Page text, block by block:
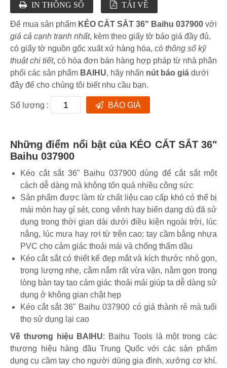
IN THÔNG SỐ TẢI VỀ
Để mua sản phẩm KÉO CẮT SẮT 36" Baihu 037900 với
giá cả cạnh tranh nhất, kèm theo giấy tờ báo giá đầy đủ,
có giấy tờ nguồn gốc xuất xứ hàng hóa, có thông số kỹ
thuật chi tiết, có hóa đơn bán hàng hợp pháp từ nhà phân
phối các sản phẩm BAIHU, hãy nhấn nút báo giá dưới
đây để cho chúng tôi biết nhu cầu bạn.
Số lượng : BÁO GIÁ
Những điểm nổi bật của KÉO CẮT SẮT 36"
Baihu 037900
Kéo cắt sắt 36" Baihu 037900 dùng để cắt sắt một
cách dễ dàng mà không tốn quá nhiều công sức
Sản phẩm được làm từ chất liệu cao cấp khó có thể bị
mài mòn hay gỉ sét, cong vênh hay biến dạng dù đã sử
dụng trong thời gian dài dưới điều kiện ngoài trời, lúc
nắng, lúc mưa hay rơi từ trên cao; tay cầm bằng nhựa
PVC cho cảm giác thoải mái và chống thấm dầu
Kéo cắt sắt có thiết kế đẹp mắt và kích thước nhỏ gọn,
trọng lượng nhẹ, cằm nắm rất vừa vặn, nằm gọn trong
lòng bàn tay tạo cảm giác thoải mái giúp ta dễ dàng sử
dụng ở không gian chật hẹp
Kéo cắt sắt 36" Baihu 037900 có giá thành rẻ mà tuổi
thọ sử dụng lại cao
Về thương hiệu BAIHU: Baihu Tools là một trong các
thương hiệu hàng đầu Trung Quốc với các sản phẩm
dụng cụ cầm tay cho người dùng gia đình, xưởng cơ khí.